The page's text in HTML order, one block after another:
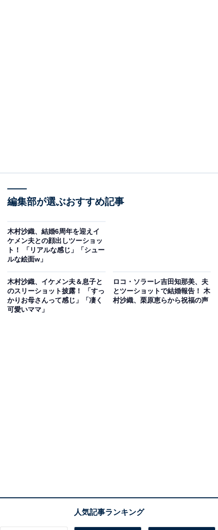
編集部が選ぶおすすめ記事
木村沙織、結婚6周年を迎えイ
ケメン夫との顔出しツーショッ
ト！ 「リアルな感じ」「シュー
ルな絵面w」
木村沙織、イケメン夫＆息子と
のスリーショット披露！ 「すっ
かりお母さんって感じ」「凄く
可愛いママ」
ロコ・ソラーレ吉田知那美、夫
とツーショットで結婚報告！ 木
村沙織、栗原恵らから祝福の声